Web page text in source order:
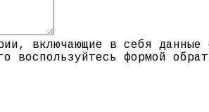
включающие в себя
воспользуйтесь формой